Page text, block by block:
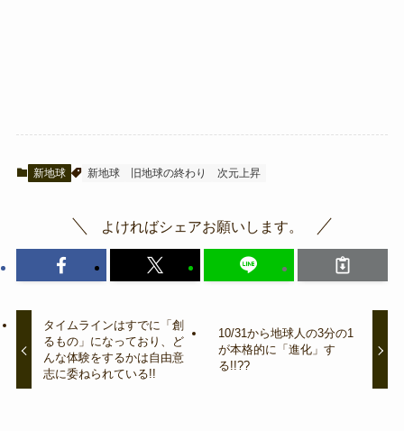
新地球 新地球 旧地球の終わり 次元上昇
よければシェアお願いします。
タイムラインはすでに「創
るもの」になっており、ど
んな体験をするかは自由意
志に委ねられている!!
10/31から地球人の3分の1
が本格的に「進化」す
る!!??